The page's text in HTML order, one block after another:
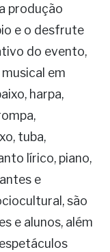
produção
e o desfrute
do evento,
em
harpa,
tuba,
lírico, piano,
e
são
e alunos, além